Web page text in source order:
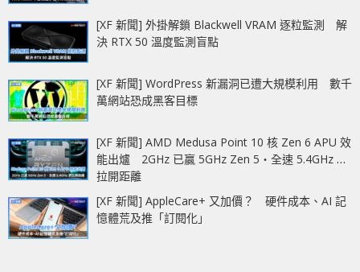
[XF 新聞] 外掛解鎖 Blackwell VRAM 逐粒監測 解
決 RTX 50 溫度監測盲點
[XF 新聞] WordPress 新漏洞已遭大規模利用 數千
萬網站恐成黑客目標
[XF 新聞] AMD Medusa Point 10 核 Zen 6 APU 效
能出爐 2GHz 已贏 5GHz Zen 5‧全速 5.4GHz 更
拉開距離
[XF 新聞] AppleCare+ 又加價？ 硬件成本、AI 記
憶體荒及推「訂閱化」